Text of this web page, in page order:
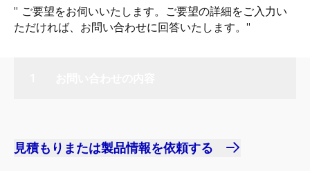
" ご要望をお伺いいたします。ご要望の詳細をご入力い
ただければ、お問い合わせに回答いたします。"
見積もりまたは製品情報を依頼する